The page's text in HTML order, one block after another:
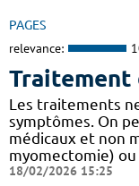
PAGES
relevance:
Traitement
Les traitements
symptômes. On
médicaux et non
myomectomie)
18/02/2026 15:25